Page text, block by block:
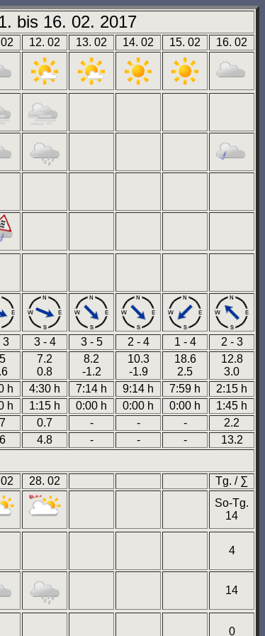
bis 16. 02. 2017
12. 02 13. 02 14. 02 15. 02
16. 02
3 3 - 4 3 - 5 2 - 4 1 - 4
2 - 3
7.2
0.8
8.2
-1.2
10.3
-1.9
18.6
2.5
12.8
3.0
h 4:30 h 7:14 h 9:14 h 7:59 h
2:15 h
h 1:15 h 0:00 h 0:00 h 0:00 h
1:45 h
0.7 - - -
2.2
4.8 - - - 13.2
28. 02
Tg. / ∑
So-Tg.
14
4
14
0